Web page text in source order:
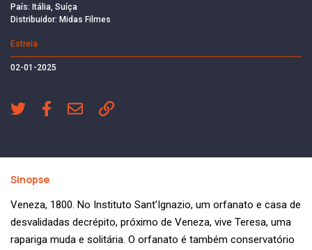
País: Itália, Suíça
Distribuidor: Midas Filmes
Estreia
02-01-2025
Sinopse
Veneza, 1800. No Instituto Sant’Ignazio, um orfanato e casa de
desvalidadas decrépito, próximo de Veneza, vive Teresa, uma
rapariga muda e solitária. O orfanato é também conservatório